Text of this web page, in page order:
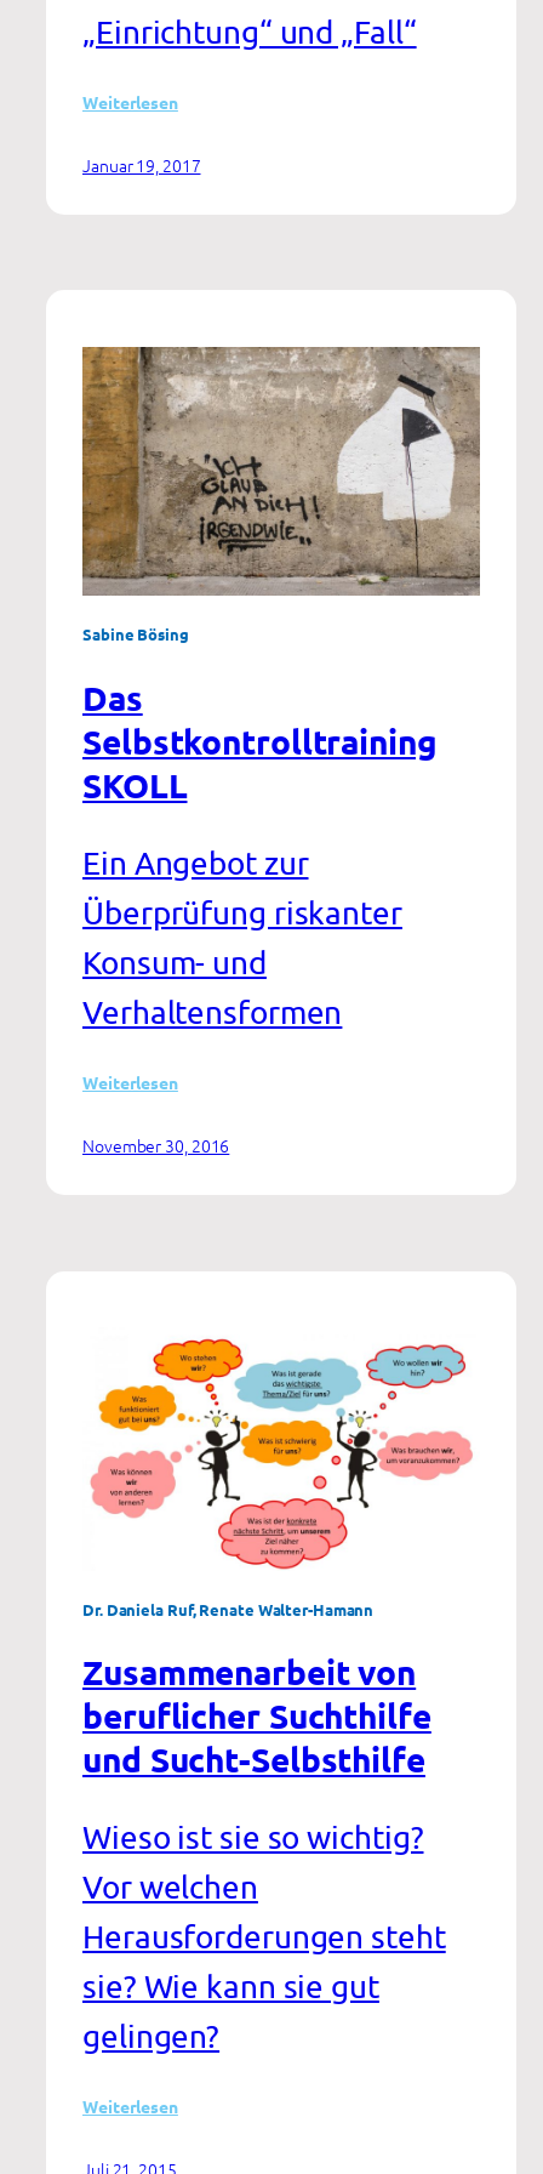
„Einrichtung“ und „Fall“
Weiterlesen:
eine
Januar 19, 2017
Sabine Bösing
Das
Selbstkontrolltraining
SKOLL
Ein Angebot zur
Überprüfung riskanter
Konsum- und
Verhaltensformen
Weiterlesen:
SKOLL
November 30, 2016
Dr. Daniela Ruf, Renate Walter-Hamann
Zusammenarbeit von
beruflicher Suchthilfe
und Sucht-Selbsthilfe
Wieso ist sie so wichtig?
Vor welchen
Herausforderungen steht
sie? Wie kann sie gut
gelingen?
Weiterlesen: